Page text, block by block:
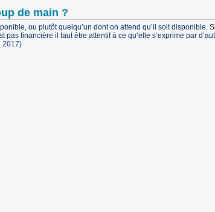
de main ?
ou plutôt quelqu’un dont on attend qu’il soit disponible.
pas financière il faut être attentif à ce qu’elle s’exprime par
2017)